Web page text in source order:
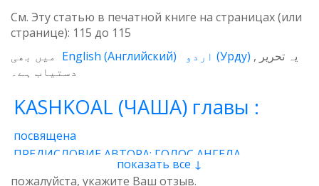
См. Эту статью в печатной книге на страницах (или
странице): 115 до 115
یہ تحریر
(Урду)
English (Английский)
میں بھی
دستیاب ہے۔
KASHKOAL (ЧАША) главы :
посвящена
ПРЕДИСЛОВИЕ АВТОРА: ГОЛОС АНГЕЛА
1 - Энергия
2 - Атом 3 - Восток и Запад
показать все ↓
пожалуйста, укажите Ваш отзыв.